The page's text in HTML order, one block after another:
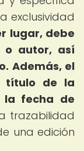
exclusividad
lugar, debe
o autor, así
Además, el
título de la
la fecha de
trazabilidad
una edición